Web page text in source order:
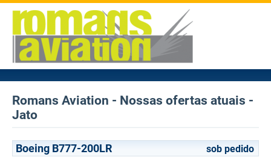
Romans Aviation - Nossas ofertas atuais -
Jato
Boeing B777-200LR sob pedido